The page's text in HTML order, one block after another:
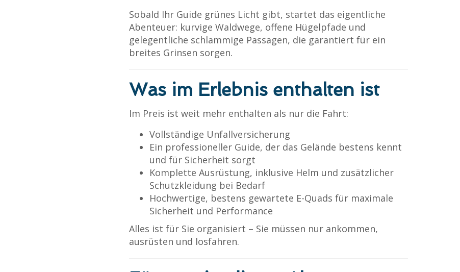
Sobald Ihr Guide grünes Licht gibt, startet das eigentliche
Abenteuer: kurvige Waldwege, offene Hügelpfade und
gelegentliche schlammige Passagen, die garantiert für ein
breites Grinsen sorgen.
Was im Erlebnis enthalten ist
Im Preis ist weit mehr enthalten als nur die Fahrt:
Vollständige Unfallversicherung
Ein professioneller Guide, der das Gelände bestens kennt
und für Sicherheit sorgt
Komplette Ausrüstung, inklusive Helm und zusätzlicher
Schutzkleidung bei Bedarf
Hochwertige, bestens gewartete E-Quads für maximale
Sicherheit und Performance
Alles ist für Sie organisiert – Sie müssen nur ankommen,
ausrüsten und losfahren.